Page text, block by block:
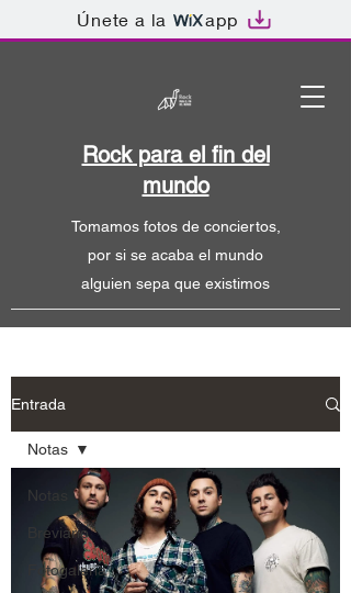
Únete a la app
Tomamos fotos de conciertos,
por si se acaba el mundo
alguien sepa que existimos
Rock para el fin del
mundo
Entrada
Notas
Breviario
Fotogalería
Notas